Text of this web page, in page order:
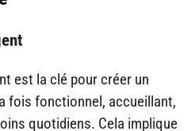
est la clé pour créer un
fois fonctionnel, accueillant,
quotidiens. Cela implique